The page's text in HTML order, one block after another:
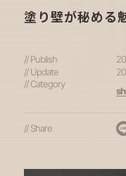
塗り壁が秘める
// Publish
// Update
// Category
// Share